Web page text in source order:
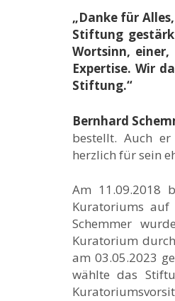
„Danke für
Stiftung
Wortsinn,
Expertise. Wir
Stiftung.“
Bernhard
bestellt. Auch
herzlich für sein
Am 11.09.2018
Kuratoriums auf
Schemmer
Kuratorium
am 03.05.2023
wählte das